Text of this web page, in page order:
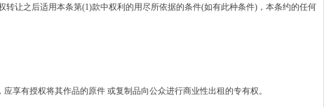
让之后适用本条第(1)款中权利的用尽所依据的条件(如有此种条件)，本条约的任何
授权将其作品的原件 或复制品向公众进行商业性出租的专有权。